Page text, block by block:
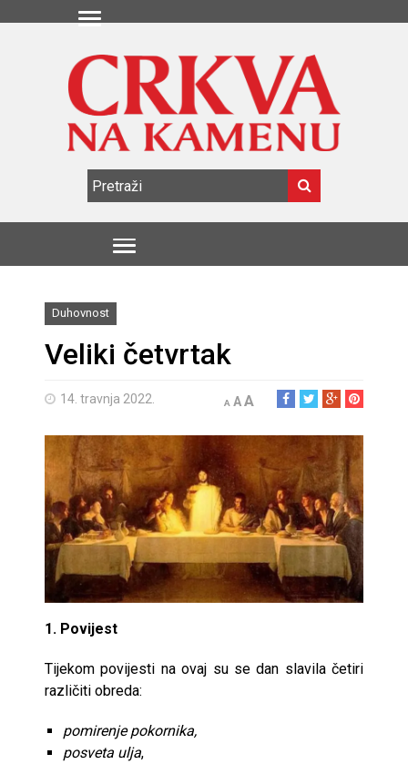
Duhovnost
Veliki četvrtak
14. travnja 2022. A AA
1. Povijest
Tijekom povijesti na ovaj su se dan slavila četiri
različiti obreda:
pomirenje pokornika,
posveta ulja,